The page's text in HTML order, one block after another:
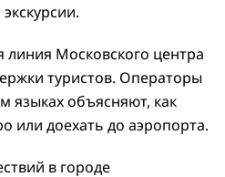
линия Московского центра
туристов. Операторы
языках объясняют, как
или доехать до аэропорта.
в городе